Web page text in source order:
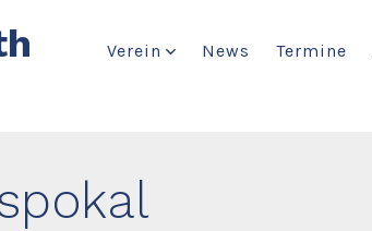
Verein News Termine